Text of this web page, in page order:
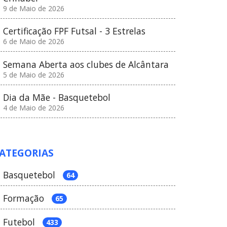
9 de Maio de 2026
Certificação FPF Futsal - 3 Estrelas
6 de Maio de 2026
Semana Aberta aos clubes de Alcântara
5 de Maio de 2026
Dia da Mãe - Basquetebol
4 de Maio de 2026
Basquetebol 64
Formação 65
Futebol 433